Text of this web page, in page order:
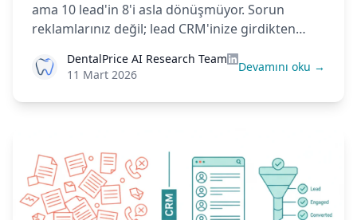
ama 10 lead'in 8'i asla dönüşmüyor. Sorun
reklamlarınız değil; lead CRM'inize girdikten
nasıl çözdüğünü anlatıyoruz.
DentalPrice AI Research Team
11 Mart 2026
Devamını oku →